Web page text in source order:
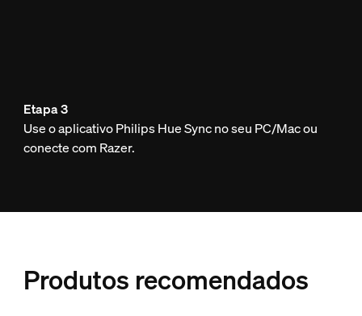
Etapa 3
Use o aplicativo Philips Hue Sync no seu PC/Mac ou
conecte com Razer.
Produtos recomendados